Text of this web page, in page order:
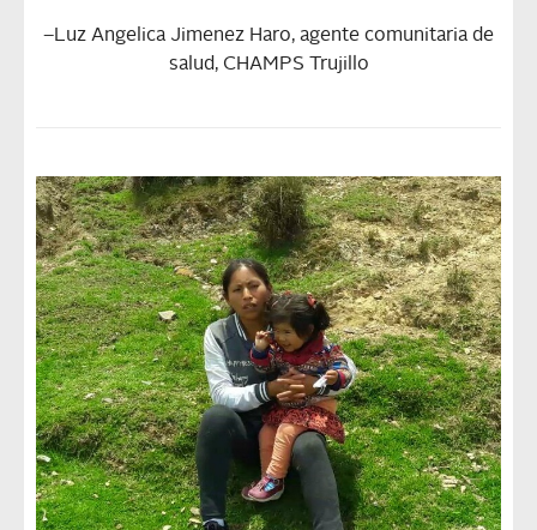
–Luz Angelica Jimenez Haro, agente comunitaria de
salud, CHAMPS Trujillo